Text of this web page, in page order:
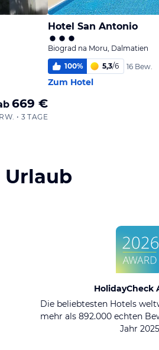
669 €
• 3 TAGE
Hotel San Antonio
Biograd na Moru, Dalmatien
100% 5,3/6 16 Bew.
Zum Hotel
Urlaub
HolidayCheck
Die beliebtesten Hotels
mehr als 892.000 echten
Jahr 2025